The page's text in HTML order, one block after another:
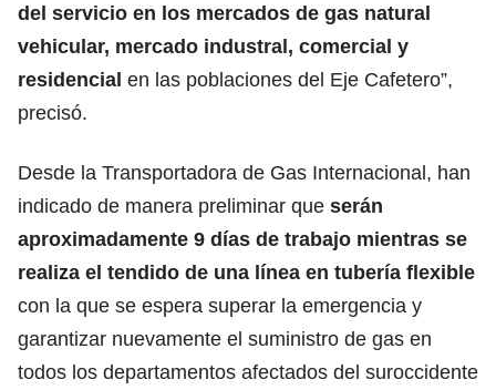
del servicio en los mercados de gas natural
vehicular, mercado industral, comercial y
residencial en las poblaciones del Eje Cafetero”,
precisó.
Desde la Transportadora de Gas Internacional, han
indicado de manera preliminar que serán
aproximadamente 9 días de trabajo mientras se
realiza el tendido de una línea en tubería flexible
con la que se espera superar la emergencia y
garantizar nuevamente el suministro de gas en
todos los departamentos afectados del suroccidente